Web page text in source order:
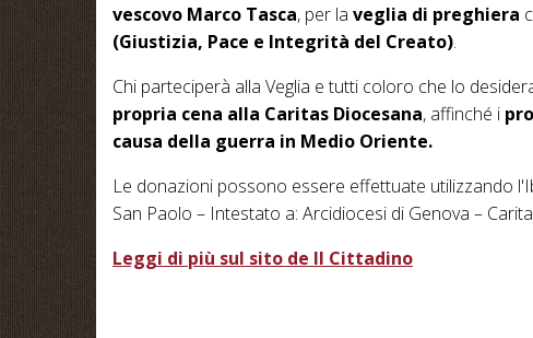
vescovo Marco Tasca, per la veglia di preghiera
(Giustizia, Pace e Integrità del Creato).
Chi parteciperà alla Veglia e tutti coloro che lo
propria cena alla Caritas Diocesana, affinché i
causa della guerra in Medio Oriente.
Le donazioni possono essere effettuate utilizzando
San Paolo – Intestato a: Arcidiocesi di Genova –
Leggi di più sul sito de Il Cittadino